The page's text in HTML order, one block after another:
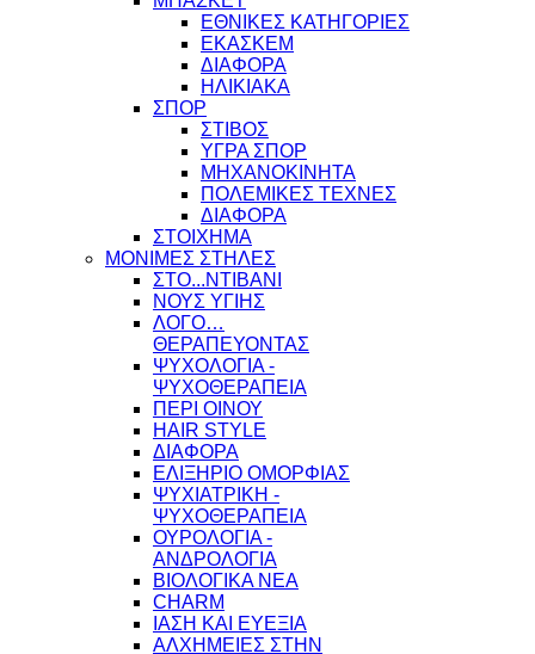
ΕΘΝΙΚΕΣ ΚΑΤΗΓΟΡΙΕΣ
ΕΚΑΣΚΕΜ
ΔΙΑΦΟΡΑ
ΗΛΙΚΙΑΚΑ
ΣΠΟΡ
ΣΤΙΒΟΣ
ΥΓΡΑ ΣΠΟΡ
ΜΗΧΑΝΟΚΙΝΗΤΑ
ΠΟΛΕΜΙΚΕΣ ΤΕΧΝΕΣ
ΔΙΑΦΟΡΑ
ΣΤΟΙΧΗΜΑ
ΜΟΝΙΜΕΣ ΣΤΗΛΕΣ
ΣΤΟ...ΝΤΙΒΑΝΙ
ΝΟΥΣ ΥΓΙΗΣ
ΛΟΓΟ…
ΘΕΡΑΠΕΥΟΝΤΑΣ
ΨΥΧΟΛΟΓΙΑ -
ΨΥΧΟΘΕΡΑΠΕΙΑ
ΠΕΡΙ ΟΙΝΟΥ
HAIR STYLE
ΔΙΑΦΟΡΑ
ΕΛΙΞΗΡΙΟ ΟΜΟΡΦΙΑΣ
ΨΥΧΙΑΤΡΙΚΗ -
ΨΥΧΟΘΕΡΑΠΕΙΑ
ΟΥΡΟΛΟΓΙΑ -
ΑΝΔΡΟΛΟΓΙΑ
ΒΙΟΛΟΓΙΚΑ ΝΕΑ
CHARM
ΙΑΣΗ ΚΑΙ ΕΥΕΞΙΑ
ΑΛΧΗΜΕΙΕΣ ΣΤΗΝ